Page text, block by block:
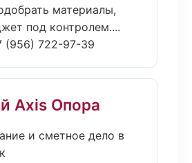
материалы,
под контролем....
(956) 722-97-39
Axis Опора
и сметное дело в